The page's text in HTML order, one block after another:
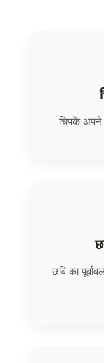
चिपकें अपने
छवि का